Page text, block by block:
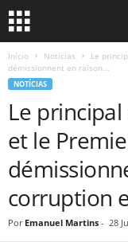
Início Notícias
Le
démissionnent en raison...
NOTÍCIAS
Le
et le
corruption
Por Emanuel Martins - 28